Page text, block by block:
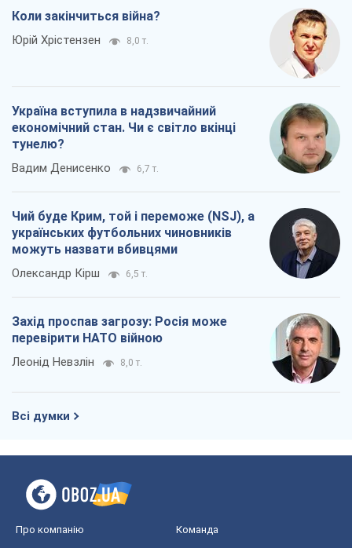
Коли закінчиться війна?
Юрій Хрістензен 8,0 т.
Україна вступила в надзвичайний
економічний стан. Чи є світло вкінці
тунелю?
Вадим Денисенко 6,7 т.
Чий буде Крим, той і переможе (NSJ), а
українських футбольних чиновників
можуть назвати вбивцями
Олександр Кірш 6,5 т.
Захід проспав загрозу: Росія може
перевірити НАТО війною
Леонід Невзлін 8,0 т.
Всі думки
Про компанію Команда